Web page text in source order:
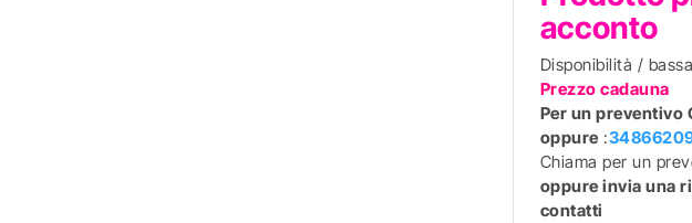
acconto
Disponibilità / bassa
Prezzo cadauna
Per un preventivo
oppure :
Chiama per un
oppure invia una
contatti